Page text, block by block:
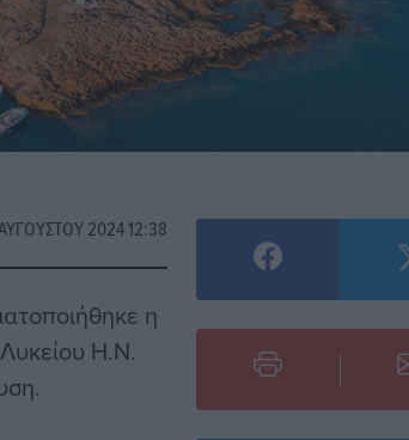
2024 12:38
η
Η.Ν.